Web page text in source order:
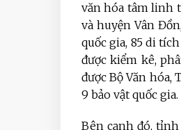
văn hóa tâm linh
và huyện Vân
quốc gia, 85 di
được kiểm kê,
được Bộ Văn hóa,
9 bảo vật quốc gia.
Bên cạnh đó,